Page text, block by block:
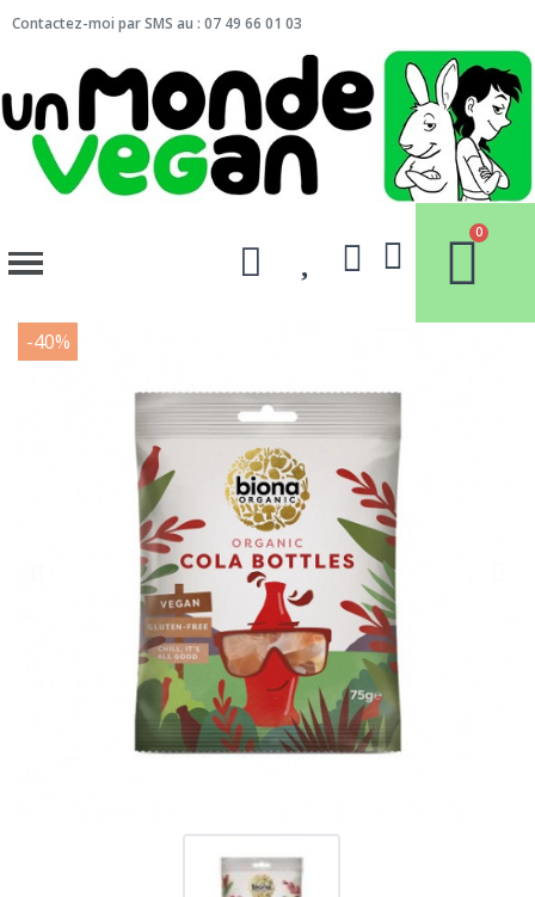
Contactez-moi par SMS au : 07 49 66 01 03
-40%